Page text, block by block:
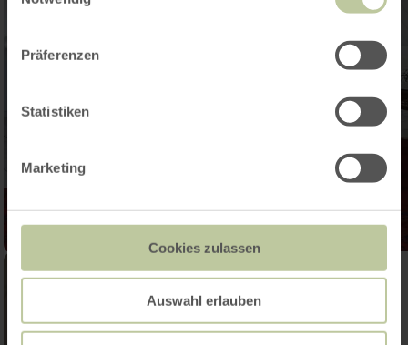
Präferenzen
Statistiken
Marketing
Cookies zulassen
Auswahl erlauben